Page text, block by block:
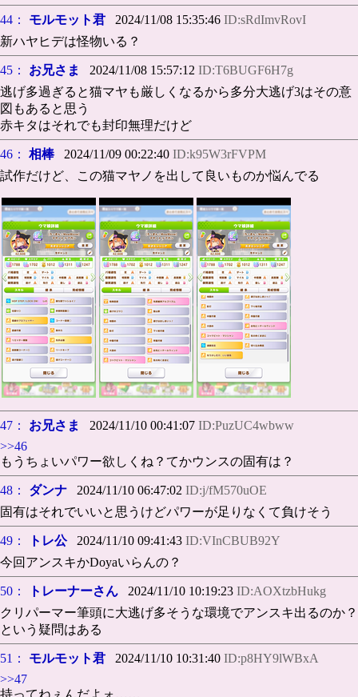
44： モルモット君 2024/11/08 15:35:46 ID:sRdImvRovI
新ハヤヒデは怪物いる？
45： お兄さま 2024/11/08 15:57:12 ID:T6BUGF6H7g
逃げ多過ぎると猫マヤも厳しくなるから多分大逃げ3はその意
図もあると思う
赤キタはそれでも封印無理だけど
46： 相棒2024/11/09 00:22:40 ID:k95W3rFVPM
試作だけど、この猫マヤノを出して良いものか悩んでる
47： お兄さま 2024/11/10 00:41:07 ID:PuzUC4wbww
>>46
もうちょいパワー欲しくね？てかウンスの固有は？
48： ダンナ 2024/11/10 06:47:02 ID:j/fM570uOE
固有はそれでいいと思うけどパワーが足りなくて負けそう
49： トレ公2024/11/10 09:41:43 ID:VInCBUB92Y
今回アンスキかDoyaいらんの？
50： トレーナーさん 2024/11/10 10:19:23 ID:AOXtzbHukg
クリパーマー筆頭に大逃げ多そうな環境でアンスキ出るのか？
という疑問はある
51： モルモット君 2024/11/10 10:31:40 ID:p8HY9lWBxA
>>47